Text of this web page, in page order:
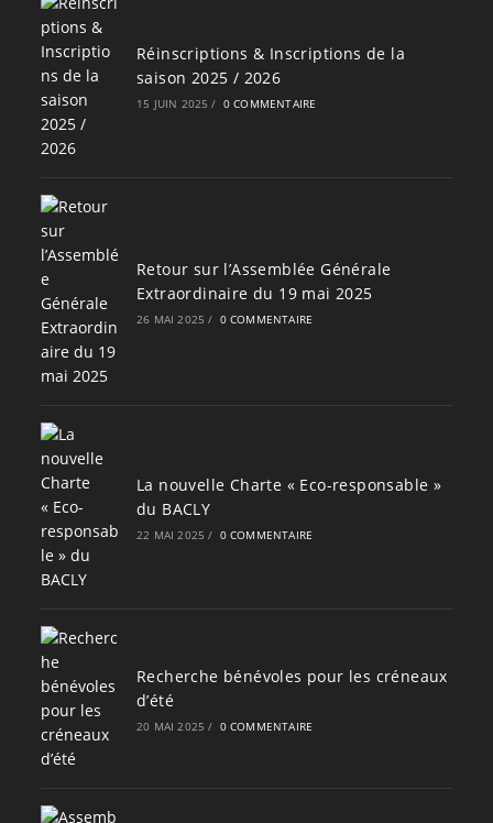
Réinscriptions & Inscriptions de la
saison 2025 / 2026
15 JUIN 2025 / 0 COMMENTAIRE
Retour sur l’Assemblée Générale
Extraordinaire du 19 mai 2025
26 MAI 2025 / 0 COMMENTAIRE
La nouvelle Charte « Eco-responsable »
du BACLY
22 MAI 2025 / 0 COMMENTAIRE
Recherche bénévoles pour les créneaux
d’été
20 MAI 2025 / 0 COMMENTAIRE